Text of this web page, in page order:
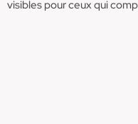
visibles pour ceux qui